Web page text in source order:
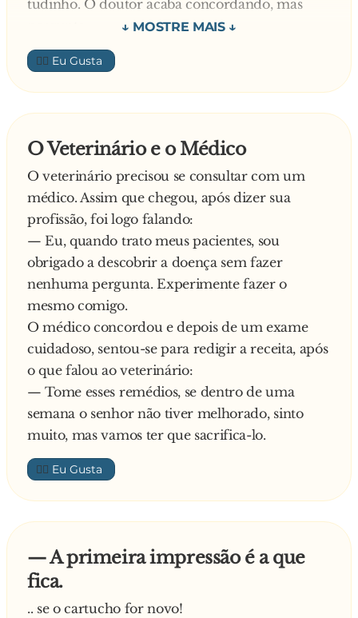
â?? Claro, Tonho... Pode falar...
â?? Primeiro, eu não quero beijar a Gorila...
Segundo, eu não quero assumir os filhos... E,
terceiro... O senhor me dá uma semana pra
conseguir os mil reais?
- É que amanhã vai chegar a minha sogra lá em
casa e eu não quero a menor demonstração de
alegria!
tudinho. O doutor acaba concordando, mas
— Posso ao menos saber o motivo de tanta
implicância com o rabo do pobrezinho?
— Não é implicância não, doutor! Acontece que
minha sogra vai passar uns dias conosco, e eu
alegria lá em casa!
👍🏼
O Veterinário e o Médico
O veterinário precisou se consultar com um
médico. Assim que chegou, após dizer sua
profissão, foi logo falando:
— Eu, quando trato meus pacientes, sou
obrigado a descobrir a doença sem fazer
nenhuma pergunta. Experimente fazer o
mesmo comigo.
O médico concordou e depois de um exame
cuidadoso, sentou-se para redigir a receita, após
o que falou ao veterinário:
— Tome esses remédios, se dentro de uma
semana o senhor não tiver melhorado, sinto
muito, mas vamos ter que sacrifica-lo.
👍🏼
— A primeira impressão é a que
fica.
.. se o cartucho for novo!